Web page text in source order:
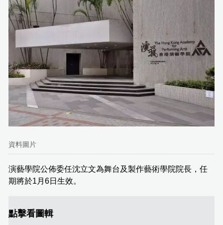
資料圖片
演藝學院公佈委任沈立文為舞台及製作藝術學院院長，任
期將於1月6日生效。
點擊看圖輯